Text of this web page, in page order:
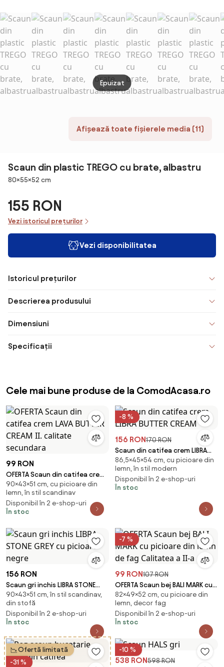
Negru
mobilier
negru, scaun
pentru
bucatarie
HOMCOM |
Aosom RO
Afișează toate fișierele media (11)
Epuizat
Scaun din plastic TREGO cu brate, albastru
Dimensiuni
80×55×52 cm
155 RON
Vezi istoricul prețurilor
Vezi disponibilitatea
Istoricul prețurilor
Descrierea produsului
Dimensiuni
Specificații
Cele mai bune produse de la ComodAcasa.ro
99 RON
OFERTA Scaun din catifea crem
LAVA BUTTER CREAM II. calitate
secundara
90×43×51 cm, cu picioare din
lemn, în stil scandinav
Disponibil în 2 e-shop-uri
În stoc
-8 %
156 RON170 RON
Scaun din catifea crem LIBRA
BUTTER CREAM
86,5×45×54 cm, cu picioare din
lemn, în stil modern
Disponibil în 2 e-shop-uri
În stoc
156 RON
Scaun gri inchis LIBRA STONE
GREY cu picioare negre
90×43×51 cm, în stil scandinav,
din stofă
Disponibil în 2 e-shop-uri
În stoc
-7 %
99 RON107 RON
OFERTA Scaun bej BALI MARK cu
picioare din lemn de fag
Calitatea a II-a
82×49×52 cm, cu picioare din
lemn, decor fag
Disponibil în 2 e-shop-uri
În stoc
Ofertă limitată
-31 %
-10 %
538 RON598 RON